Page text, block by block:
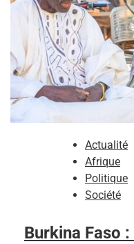
Actualité
Afrique
Politique
Société
Burkina Faso